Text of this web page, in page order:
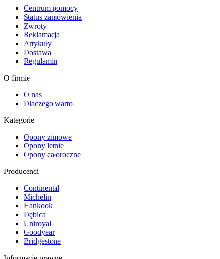
Centrum pomocy
Status zamówienia
Zwroty
Reklamacja
Artykuły
Dostawa
Regulamin
O firmie
O nas
Dlaczego warto
Kategorie
Opony zimowe
Opony letnie
Opony całoroczne
Producenci
Continental
Michelin
Hankook
Dębica
Uniroyal
Goodyear
Bridgestone